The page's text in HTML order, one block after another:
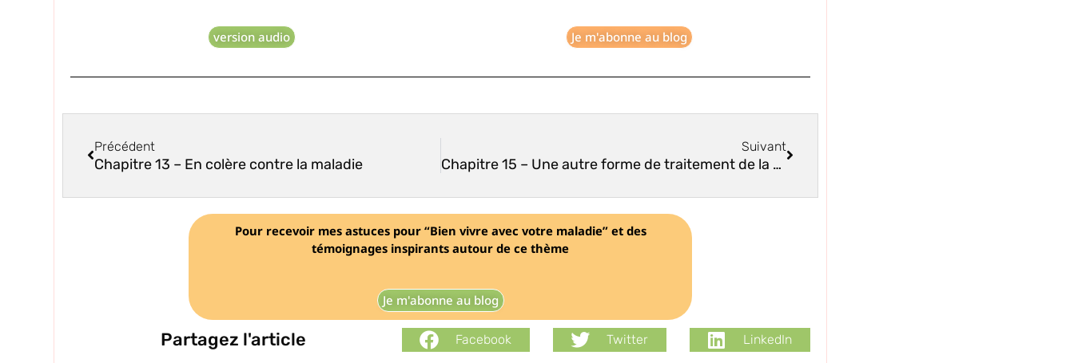
version audio Je m'abonne au blog
Précédent
Chapitre 13 – En colère contre la maladie
Suivant
Chapitre 15 – Une autre forme de traitement de la sclérose en plaques ?
Pour recevoir mes astuces pour “Bien vivre avec votre maladie” et des
témoignages inspirants autour de ce thème
Je m'abonne au blog
Partagez l'article Facebook Twitter LinkedIn